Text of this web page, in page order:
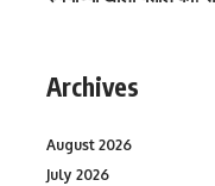
Archives
August 2026
July 2026